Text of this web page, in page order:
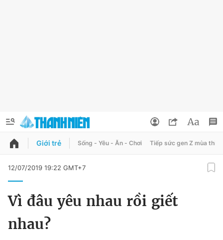
QUẢNG CÁO
Đổi mật khẩu
Tin đã lưu
Giới trẻ Sống - Yêu - Ăn - Chơi Tiếp sức gen Z mùa thi
12/07/2019 19:22 GMT+7
Vì đâu yêu nhau rồi giết
nhau?